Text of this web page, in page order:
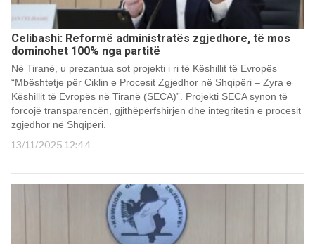
Celibashi: Reformë administratës zgjedhore, të mos
dominohet 100% nga partitë
Në Tiranë, u prezantua sot projekti i ri të Këshillit të Evropës
“Mbështetje për Ciklin e Procesit Zgjedhor në Shqipëri – Zyra e
Këshillit të Evropës në Tiranë (SECA)”. Projekti SECA synon të
forcojë transparencën, gjithëpërfshirjen dhe integritetin e procesit
zgjedhor në Shqipëri.
13/11/2025 12:44